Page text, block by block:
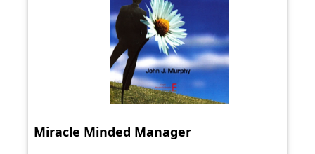
Miracle Minded Manager